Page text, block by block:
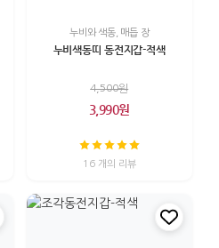
누비와 색동, 매듭 장
누비색동띠 동전지갑-적색
4,500원
3,990원
16 개의 리뷰